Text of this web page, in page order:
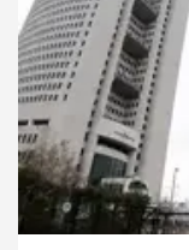
22.07.2026 Ekonomi